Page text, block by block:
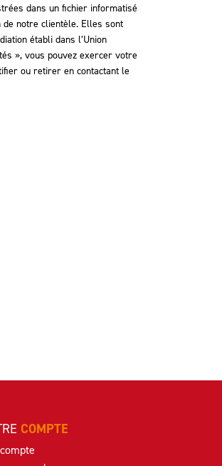
dans un fichier informatisé
notre clientèle. Elles sont
établi dans l’Union
», vous pouvez exercer votre
ou retirer en contactant le
COMPTE